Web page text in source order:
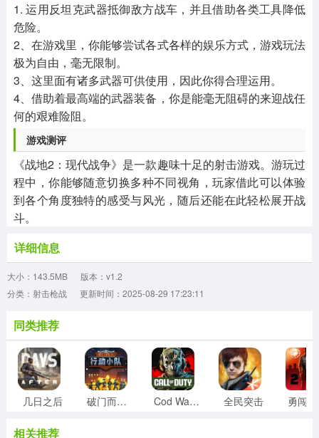
1. 运用反坦克武器抵御敌方战车，并且借助各类工具降低
危险。
2、在游戏里，你能够尝试各式各样的娱乐方式，游戏玩法
极为自由，毫无限制。
3、这里面有诸多武器可供使用，因此你得合理运用。
4、借助着最高端的武器装备，你是能毫无阻碍的来迎战任
何的艰难险阻。
游戏测评
《战地2：现代战争》是一款趣味十足的射击游戏。游玩过
程中，你能够随意切换多种不同视角，玩家借此可以体验
到各个角度独特的感受与风光，随后还能在此轻松展开战
斗。
详细信息
大小：143.5MB
版本：v1.2
分类：射击枪战
更新时间：2025-08-29 17:23:11
同类推荐
几日之后 破门而入行动小队 Cod Warzone 全民突击
相关推荐